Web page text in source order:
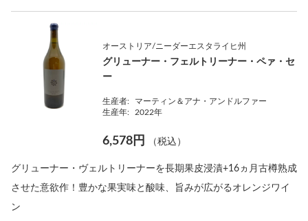
オーストリア/ニーダーエスタライヒ州
グリューナー・フェルトリーナー・ペァ・セ
ー
生産者:
マーティン＆アナ・アンドルファー
生産年:
2022年
6,578円 （税込）
グリューナー・ヴェルトリーナーを長期果皮浸漬+16ヵ月古樽熟成
させた意欲作！豊かな果実味と酸味、旨みが広がるオレンジワイ
ン